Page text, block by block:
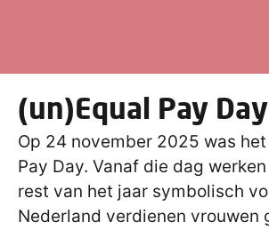
(un)Equal Pay Day
Op 24 november 2025 was het
Pay Day. Vanaf die dag
rest van het jaar symbolisch
Nederland verdienen vrouwen